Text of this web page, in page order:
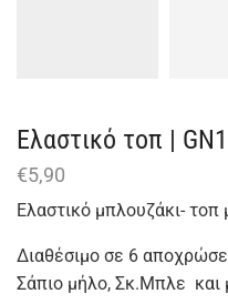
Ελαστικό τοπ |
€5,90
Ελαστικό μπλουζάκι-
Διαθέσιμο σε 6
Σάπιο μήλο, Σκ.Μπλε και